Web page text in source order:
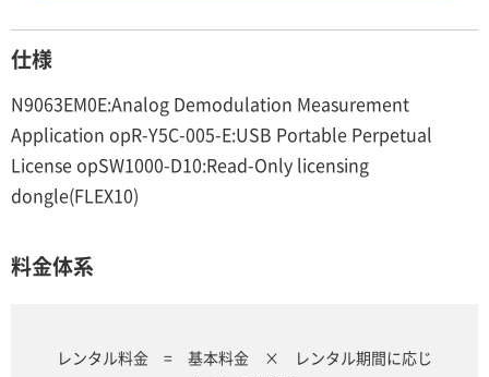
仕様
N9063EM0E:Analog Demodulation Measurement
Application opR-Y5C-005-E:USB Portable Perpetual
License opSW1000-D10:Read-Only licensing
dongle(FLEX10)
料金体系
レンタル料金 = 基本料金 × レンタル期間に応じ